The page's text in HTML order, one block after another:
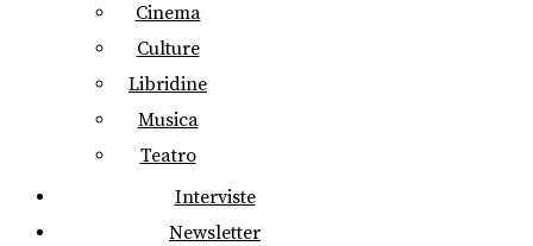
Cinema
Culture
Libridine
Musica
Teatro
Interviste
Newsletter